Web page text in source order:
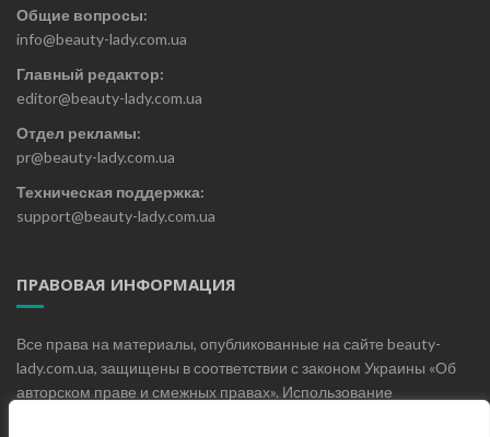
Общие вопросы:
info@beauty-lady.com.ua
Главный редактор:
editor@beauty-lady.com.ua
Отдел рекламы:
pr@beauty-lady.com.ua
Техническая поддержка:
support@beauty-lady.com.ua
ПРАВОВАЯ ИНФОРМАЦИЯ
Все права на материалы, опубликованные на сайте beauty-
lady.com.ua, защищены в соответствии с законом Украины «Об
авторском праве и смежных правах». Использование